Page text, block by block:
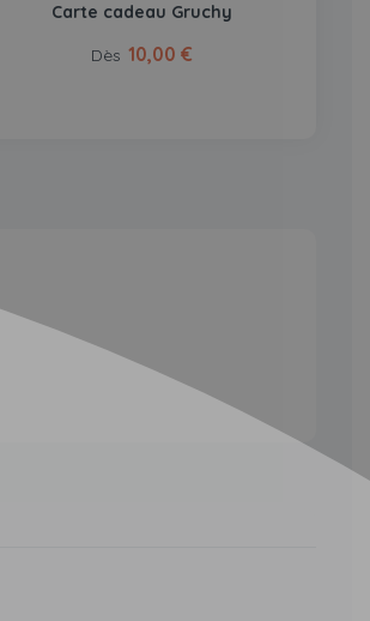
Carte cadeau Gruchy
Dès 10,00 €